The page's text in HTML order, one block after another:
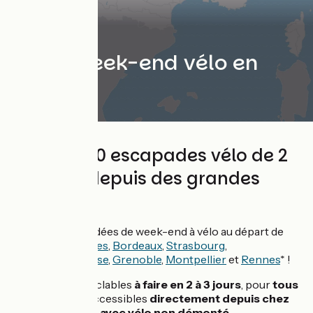
Idées week-end vélo en
Plus de 100 escapades vélo de 2
à 3 jours depuis des grandes
Découvrez nos idées de week-end à vélo au départ de
Nantes, Bordeaux, Strasbourg,
Toulouse, Grenoble, Montpellieret Rennes* !
Des parcours cyclables à faire en 2 à 3 jours, pourtous
et accessibles directement depuis chez